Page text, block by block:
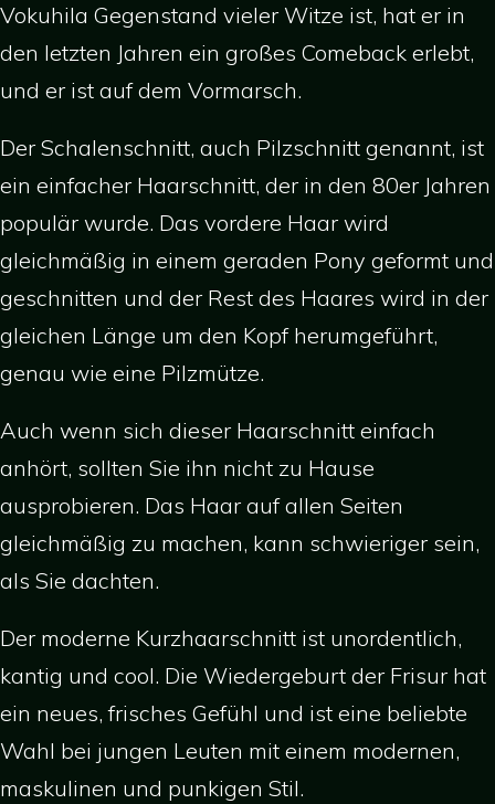
Vokuhila Gegenstand vieler Witze ist, hat er in
den letzten Jahren ein großes Comeback erlebt,
und er ist auf dem Vormarsch.
Der Schalenschnitt, auch Pilzschnitt genannt, ist
ein einfacher Haarschnitt, der in den 80er Jahren
populär wurde. Das vordere Haar wird
gleichmäßig in einem geraden Pony geformt und
geschnitten und der Rest des Haares wird in der
gleichen Länge um den Kopf herumgeführt,
genau wie eine Pilzmütze.
Auch wenn sich dieser Haarschnitt einfach
anhört, sollten Sie ihn nicht zu Hause
ausprobieren. Das Haar auf allen Seiten
gleichmäßig zu machen, kann schwieriger sein,
als Sie dachten.
Der moderne Kurzhaarschnitt ist unordentlich,
kantig und cool. Die Wiedergeburt der Frisur hat
ein neues, frisches Gefühl und ist eine beliebte
Wahl bei jungen Leuten mit einem modernen,
maskulinen und punkigen Stil.